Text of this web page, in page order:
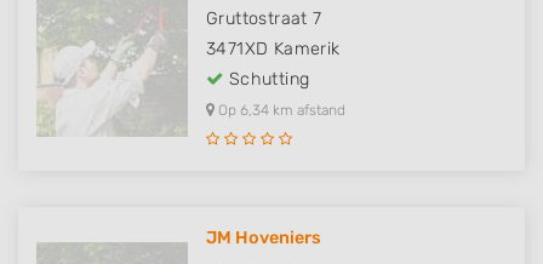
Gruttostraat 7
3471XD Kamerik
Schutting
Op 6,34 km afstand
JM Hoveniers